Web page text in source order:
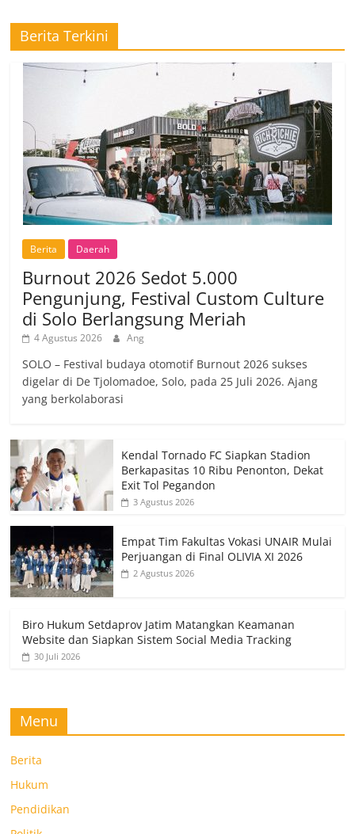
Berita Terkini
Berita Daerah
Burnout 2026 Sedot 5.000
Pengunjung, Festival Custom Culture
di Solo Berlangsung Meriah
4 Agustus 2026 Ang
SOLO – Festival budaya otomotif Burnout 2026 sukses
digelar di De Tjolomadoe, Solo, pada 25 Juli 2026. Ajang
yang berkolaborasi
Kendal Tornado FC Siapkan Stadion
Berkapasitas 10 Ribu Penonton, Dekat
Exit Tol Pegandon
3 Agustus 2026
Empat Tim Fakultas Vokasi UNAIR Mulai
Perjuangan di Final OLIVIA XI 2026
2 Agustus 2026
Biro Hukum Setdaprov Jatim Matangkan Keamanan
Website dan Siapkan Sistem Social Media Tracking
30 Juli 2026
Menu
Berita
Hukum
Pendidikan